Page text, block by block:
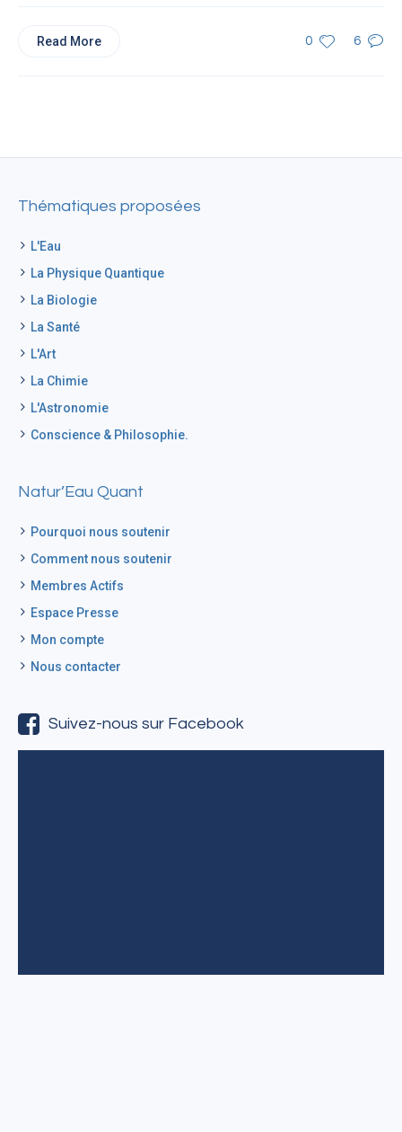
0 6
Read More
Thématiques proposées
L'Eau
La Physique Quantique
La Biologie
La Santé
L'Art
La Chimie
L'Astronomie
Conscience & Philosophie.
Natur’Eau Quant
Pourquoi nous soutenir
Comment nous soutenir
Membres Actifs
Espace Presse
Mon compte
Nous contacter
Suivez-nous sur Facebook